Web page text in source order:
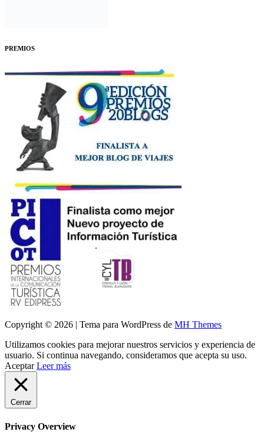
PREMIOS
Copyright © 2026 | Tema para WordPress de MH Themes
Utilizamos cookies para mejorar nuestros servicios y experiencia de
usuario. Si continua navegando, consideramos que acepta su uso.
Aceptar Leer más
Cerrar
Privacy Overview